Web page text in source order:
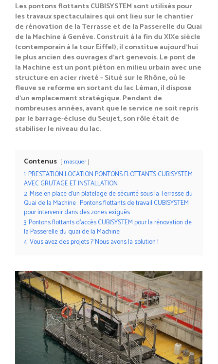
Les pontons flottants CUBISYSTEM sont utilisés pour
les travaux spectaculaires qui ont lieu sur le chantier
de rénovation de la Terrasse et de la Passerelle du Quai
de la Machine à Genève. Construit à la fin du XIXe siècle
(contemporain à la tour Eiffel), il constitue aujourd’hui
le plus ancien des ouvrages d’art genevois. Le pont de
la Machine est un pont piéton en milieu urbain avec une
structure en acier riveté – Situé sur le Rhône, où le
fleuve se reforme en sortant du lac Léman, il dispose
d’un emplacement stratégique. Pendant de
nombreuses années, avant que le service ne soit repris
par le barrage-écluse du Seujet, son rôle était de
stabiliser le niveau du lac.
Contenus masquer
1 PRESTATION LOCATION PONTONS FLOTTANTS CUBISYSTEM
AVEC GRUTAGE ET INSTALLATION
2 Mise en place d’un platelage de sécurité sous la Terrasse du
Quai de la Machine : Pontons flottants de travail CUBISYSTEM
pour intervenir dans des zones exiguës
3 Pontons flottants d’accès CUBISYSTEM pour la rénovation de
la Passerelle du quai de la Machine
4 Vous avez des projets ? Nous avons la solution !